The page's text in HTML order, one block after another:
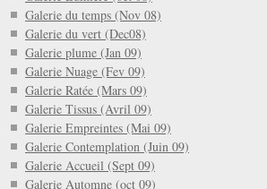
Galerie du temps (Nov 08)
Galerie du vert (Dec08)
Galerie plume (Jan 09)
Galerie Nuage (Fev 09)
Galerie Ratée (Mars 09)
Galerie Tissus (Avril 09)
Galerie Empreintes (Mai 09)
Galerie Contemplation (Juin 09)
Galerie Accueil (Sept 09)
Galerie Automne (oct 09)